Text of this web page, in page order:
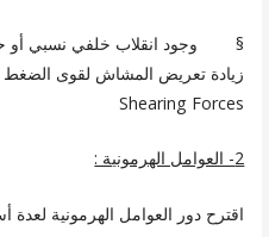
§ وجود انقلاب خلفي نسبي أو
زيادة تعريض المشاش لقوى الضغط
Shearing Forces
2- العوامل الهرمونية :
اقترح دور العوامل الهرمونية لعدة